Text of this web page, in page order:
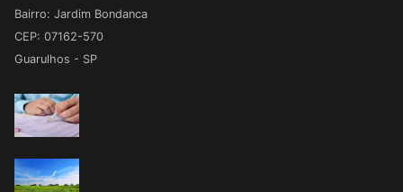
Bairro: Jardim Bondanca
CEP: 07162-570
Guarulhos - SP